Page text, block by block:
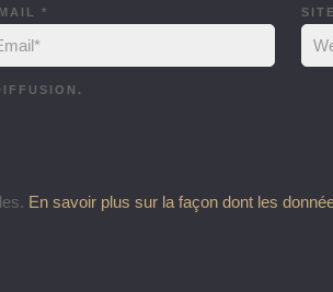
*
En savoir plus sur la façon dont les